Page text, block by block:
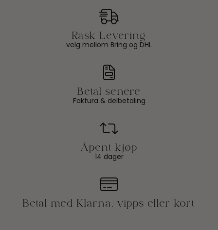
velg mellom Bring og DHL
Faktura & delbetaling
14 dager